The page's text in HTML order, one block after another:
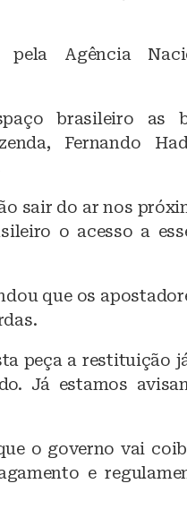
Agência
brasileiro as
Fernando
sair do ar nos
o acesso a
que os
peça a restituição
Já estamos
o governo vai
e